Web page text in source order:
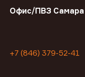
Офис/ПВЗ Самара
+7 (846) 379-52-41